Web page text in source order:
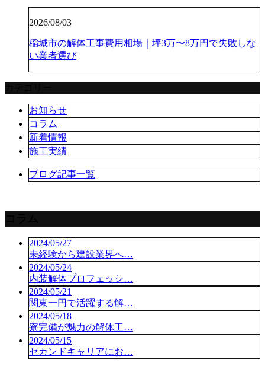
2026/08/03
稲城市の解体工事費用相場｜坪3万〜8万円で失敗しな
い業者選び
お知らせ
コラム
新着情報
施工実績
ブログ記事一覧
2024/05/27
未経験から建設業界へ…
2024/05/24
内装解体プロフェッシ…
2024/05/21
関東一円で活躍する解…
2024/05/18
寮完備が魅力の解体工…
2024/05/15
セカンドキャリアにお…